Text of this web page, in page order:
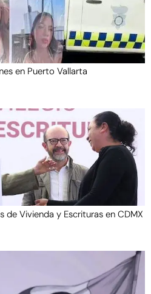
en Puerto Vallarta
Vivienda y Escrituras en CDMX